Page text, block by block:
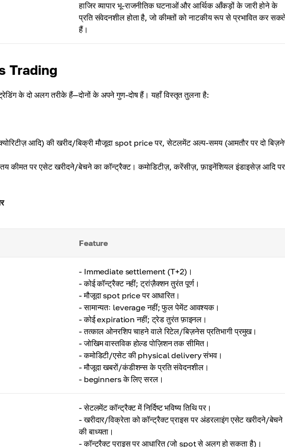
हाजिर व्यापार भू-राजनीतिक घटनाओं और आर्थिक आँकड़ों के जारी होने के
प्रति संवेदनशील होता है, जो कीमतों को नाटकीय रूप से प्रभावित कर
हैं।
Trading
के दो अलग तरीके हैं—दोनों के अपने गुण-दोष हैं। यहाँ विस्तृत तुलना है:
आदि) की खरीद/बिक्री मौजूदा spot price पर, सेटलमेंट अल्प-समय (आमतौर पर दो
तय कीमत पर एसेट खरीदने/बेचने का कॉन्ट्रैक्ट। कमोडिटीज़, करेंसीज़, फ़ाइनेंशियल इंडाइसेज़ आदि पर
Feature
- Immediate settlement (T+2)।
- कोई कॉन्ट्रैक्ट नहीं; ट्रांज़ैक्शन तुरंत पूर्ण।
- मौजूदा spot price पर आधारित।
- सामान्यतः leverage नहीं; फुल पेमेंट आवश्यक।
- कोई expiration नहीं; ट्रेड तुरंत फ़ाइनल।
- तत्काल ओनरशिप चाहने वाले रिटेल/बिज़नेस प्रतिभागी प्रमुख।
- जोखिम वास्तविक होल्ड पोज़िशन तक सीमित।
- कमोडिटी/एसेट की physical delivery संभव।
- मौजूदा खबरों/कंडीशन्स के प्रति संवेदनशील।
- beginners के लिए सरल।
- सेटलमेंट कॉन्ट्रैक्ट में निर्दिष्ट भविष्य तिथि पर।
- खरीदार/विक्रेता को कॉन्ट्रैक्ट प्राइस पर अंडरलाइंग एसेट खरीदने/बेचने
की बाध्यता।
- कॉन्ट्रैक्ट प्राइस पर आधारित (जो spot से अलग हो सकता है)।